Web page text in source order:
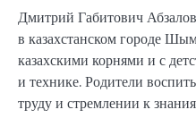
Дмитрий Габитович
в казахстанском городе
казахскими корнями и с
и технике. Родители
труду и стремлении к